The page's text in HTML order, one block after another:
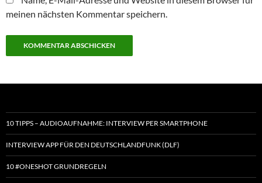
meinen nächsten Kommentar speichern.
10 TIPPS – AUDIOAUFNAHME: INTERVIEW PER SMARTPHONE
INTERVIEW APP FÜR DEN DEUTSCHLANDFUNK (DLF)
10 #ONESHOT GRUNDREGELN